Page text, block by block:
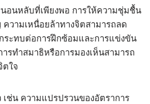
นอนหลับที่เพียงพอ การให้ความชุ่มชื้น
วามเหนื่อยล้าทางจิตสามารถลด
ระทบต่อการฝึกซ้อมและการแข่งขัน
รทำสมาธิหรือการมองเห็นสามารถ
ตใจ
ช่น ความแปรปรวนของอัตราการ